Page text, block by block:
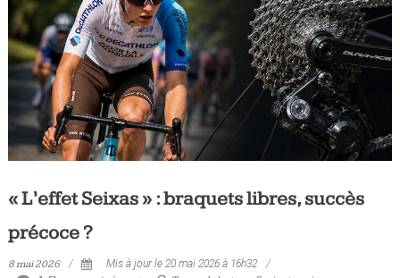
Tous
les
jours,
votre
actualité
vélo
et
triathlon
« L’effet Seixas » : braquets libres, succès
précoce ?
8 mai 2026 Mis à jour le 20 mai 2026 à 16h32